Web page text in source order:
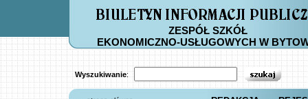
ZESPÓŁ SZKÓŁ
EKONOMICZNO-USŁUGOWYCH W
Wyszukiwanie: